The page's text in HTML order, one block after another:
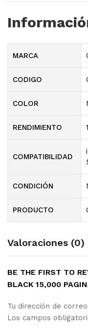
MARCA
CODIGO
COLOR
RENDIMIENTO
COMPATIBILIDAD
CONDICIÓN
PRODUCTO
Valoraciones (0)
BE THE FIRST TO
BLACK 15,000
Tu dirección de
Los campos